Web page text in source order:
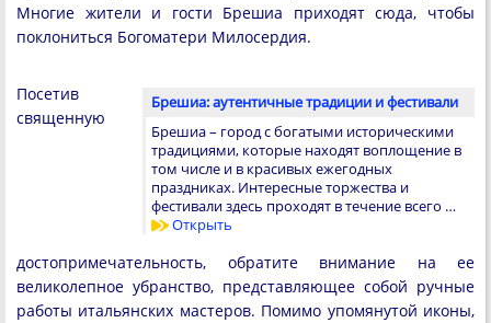
Многие жители и гости Брешиа приходят сюда, чтобы
поклониться Богоматери Милосердия.
Брешиа: аутентичные традиции и фестивали
Брешиа – город с богатыми историческими
традициями, которые находят воплощение в
том числе и в красивых ежегодных
праздниках. Интересные торжества и
фестивали здесь проходят в течение всего …
Открыть
Посетив
священную
достопримечательность, обратите внимание на ее
великолепное убранство, представляющее собой ручные
работы итальянских мастеров. Помимо упомянутой иконы,